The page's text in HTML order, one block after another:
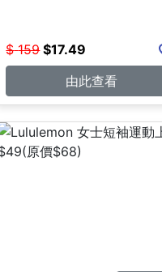
$ 159 $17.49
由此查看